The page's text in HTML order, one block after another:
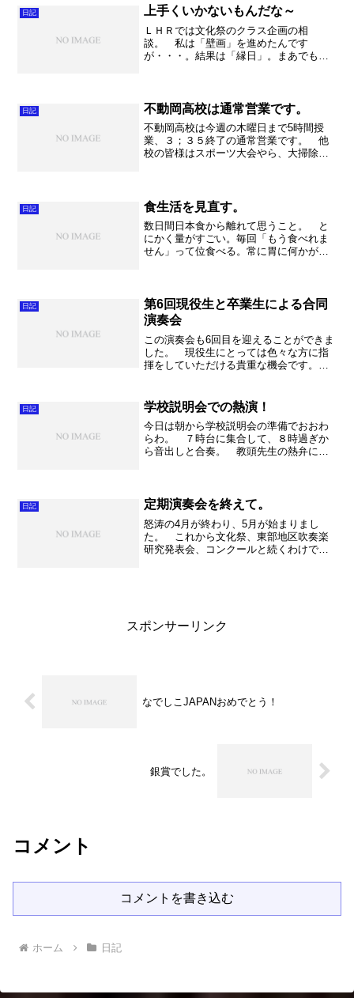
日記 上手くいかないもんだな～
ＬＨＲでは文化祭のクラス企画の相
談。 私は「壁画」を進めたんです
が・・・。結果は「縁日」。まあでも１
疲れを吹き飛ばすような、パワフル...
日記 不動岡高校は通常営業です。
不動岡高校は今週の木曜日まで5時間授
業、３；３５終了の通常営業です。 他
校の皆様はスポーツ大会やら、大掃除、
いることなど、これっぽっち...
日記 食生活を見直す。
数日間日本食から離れて思うこと。 と
にかく量がすごい。毎回「もう食べれま
せん」って位食べる。常に胃に何かが消
に納得する。このままこの食...
日記
第6回現役生と卒業生による合同
演奏会
この演奏会も6回目を迎えることができま
した。 現役生にとっては色々な方に指
揮をしていただける貴重な機会です。よ
考えます。私自身がおおみや市民吹奏楽
団で、秋山紀夫先生以外...
日記 学校説明会での熱演！
今日は朝から学校説明会の準備でおおわ
らわ。 ７時台に集合して、８時過ぎか
ら音出しと合奏。 教頭先生の熱弁によ
乗り越えただけあって、落ち...
日記 定期演奏会を終えて。
怒涛の4月が終わり、5月が始まりまし
た。 これから文化祭、東部地区吹奏楽
研究発表会、コンクールと続くわけです
スポンサーリンク
なでしこJAPANおめでとう！
銀賞でした。
コメント
コメントを書き込む
ホーム 日記